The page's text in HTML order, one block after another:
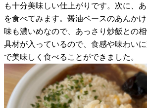
も十分美味しい仕上がりです。次に、
を食べてみます。醤油ベースのあんかけ
味も濃いめなので、あっさり炒飯との
具材が入っているので、食感や味わい
で美味しく食べることができました。